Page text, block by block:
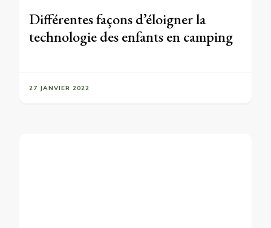
Différentes façons d’éloigner la
technologie des enfants en camping
27 JANVIER 2022